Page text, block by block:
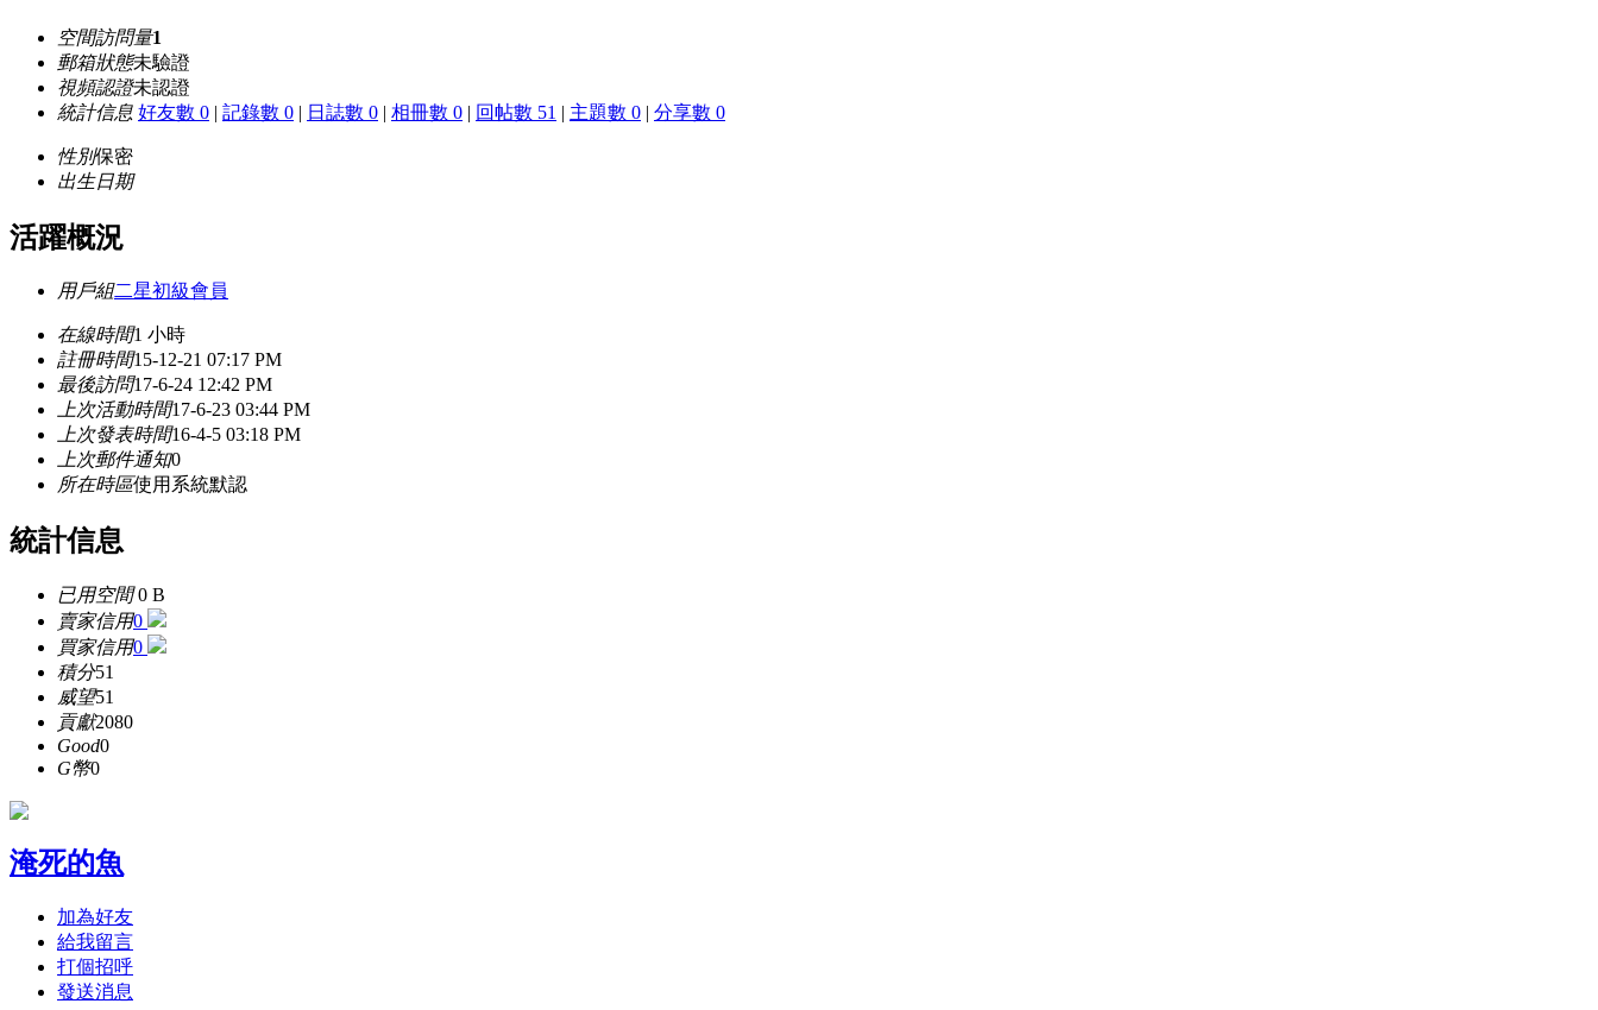
空間訪問量1
郵箱狀態未驗證
視頻認證未認證
統計信息 好友數 0 | 記錄數 0 | 日誌數 0 | 相冊數 0 | 回帖數 51 | 主題數 0 | 分享數 0
性別保密
出生日期
活躍概況
用戶組二星初級會員
在線時間1 小時
註冊時間15-12-21 07:17 PM
最後訪問17-6-24 12:42 PM
上次活動時間17-6-23 03:44 PM
上次發表時間16-4-5 03:18 PM
上次郵件通知0
所在時區使用系統默認
統計信息
已用空間0 B
賣家信用0
買家信用0
積分51
威望51
貢獻2080
Good0
G幣0
淹死的魚
加為好友
給我留言
打個招呼
發送消息